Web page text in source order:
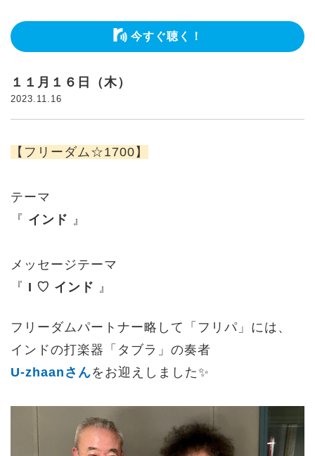
今すぐ聴く！
１１月１６日（木）
2023.11.16
【フリーダム☆1700】
テーマ
『 インド 』
メッセージテーマ
『 I ♡ インド 』
フリーダムパートナー略して「フリパ」には、
インドの打楽器「タブラ」の奏者
U-zhaanさんをお迎えしました✨